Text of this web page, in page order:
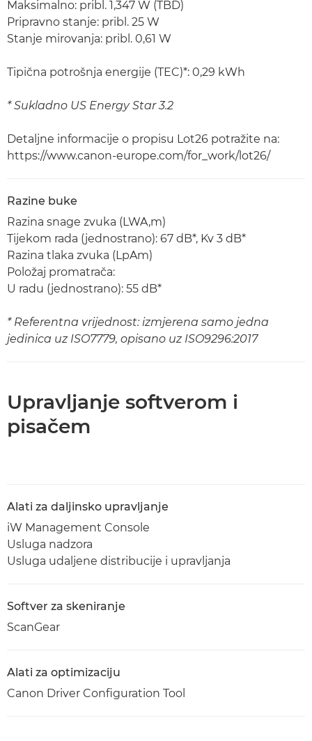
Maksimalno: pribl. 1,347 W (TBD)
Pripravno stanje: pribl. 25 W
Stanje mirovanja: pribl. 0,61 W
Tipična potrošnja energije (TEC)*: 0,29 kWh
* Sukladno US Energy Star 3.2
Detaljne informacije o propisu Lot26 potražite na:
https://www.canon-europe.com/for_work/lot26/
Razine buke
Razina snage zvuka (LWA,m)
Tijekom rada (jednostrano): 67 dB*, Kv 3 dB*
Razina tlaka zvuka (LpAm)
Položaj promatrača:
U radu (jednostrano): 55 dB*
* Referentna vrijednost: izmjerena samo jedna
jedinica uz ISO7779, opisano uz ISO9296:2017
Upravljanje softverom i
pisačem
Alati za daljinsko upravljanje
iW Management Console
Usluga nadzora
Usluga udaljene distribucije i upravljanja
Softver za skeniranje
ScanGear
Alati za optimizaciju
Canon Driver Configuration Tool